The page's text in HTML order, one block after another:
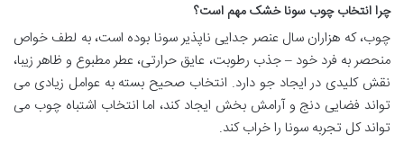
چرا انتخاب چوب سونا خشک مهم است؟
چوب، که هزاران سال عنصر جدایی ناپذیر سونا بوده است، به لطف خواص
منحصر به فرد خود – جذب رطوبت، عایق حرارتی، عطر مطبوع و ظاهر زیبا،
نقش کلیدی در ایجاد جو دارد. انتخاب صحیح بسته به عوامل زیادی می
تواند فضایی دنج و آرامش بخش ایجاد کند، اما انتخاب اشتباه چوب می
تواند کل تجربه سونا را خراب کند.